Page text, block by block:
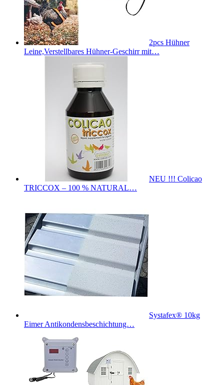
2pcs Hühner
Leine,Verstellbares Hühner-Geschirr mit…
NEU !!! Colicao
TRICCOX – 100 % NATURAL…
Systafex® 10kg
Eimer Antikondensbeschichtung…